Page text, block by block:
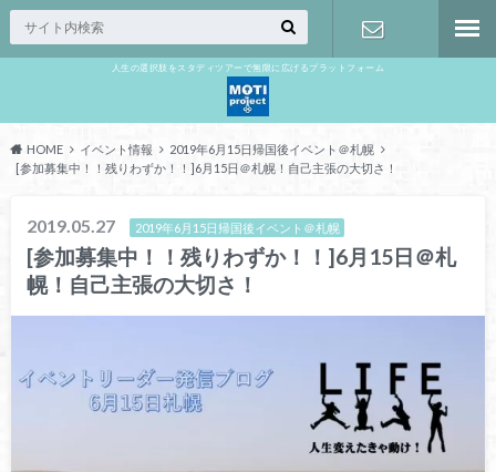
人生の選択肢をスタディツアーで無限に広げるプラットフォーム
HOME イベント情報
2019年6月15日帰国後イベント＠札幌
[参加募集中！！残りわずか！！]6月15日＠札幌！自己主張の大切さ！
2019.05.27 2019年6月15日帰国後イベント＠札幌
[参加募集中！！残りわずか！！]6月15日＠札
幌！自己主張の大切さ！